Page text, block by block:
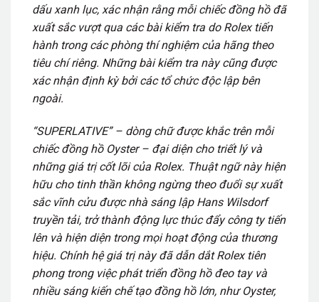
dấu xanh lục, xác nhận rằng mỗi chiếc đồng hồ đã
xuất sắc vượt qua các bài kiểm tra do Rolex tiến
hành trong các phòng thí nghiệm của hãng theo
tiêu chí riêng. Những bài kiểm tra này cũng được
xác nhận định kỳ bởi các tổ chức độc lập bên
ngoài.
“SUPERLATIVE” – dòng chữ được khắc trên mỗi
chiếc đồng hồ Oyster – đại diện cho triết lý và
những giá trị cốt lõi của Rolex. Thuật ngữ này hiện
hữu cho tinh thần không ngừng theo đuổi sự xuất
sắc vĩnh cửu được nhà sáng lập Hans Wilsdorf
truyền tải, trở thành động lực thúc đẩy công ty tiến
lên và hiện diện trong mọi hoạt động của thương
hiệu. Chính hệ giá trị này đã dẫn dắt Rolex tiên
phong trong việc phát triển đồng hồ đeo tay và
nhiều sáng kiến chế tạo đồng hồ lớn, như Oyster,